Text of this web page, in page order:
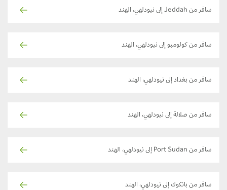
سافر من Jeddah إلى نيودلهي، الهند
سافر من كولومبو إلى نيودلهي، الهند
سافر من بغداد إلى نيودلهي، الهند
سافر من صلالة إلى نيودلهي، الهند
سافر من Port Sudan إلى نيودلهي، الهند
سافر من بانكوك إلى نيودلهي، الهند